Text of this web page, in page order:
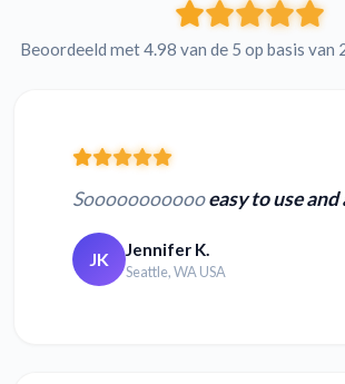
Beoordeeld met 4.98 van de 5 op basis van
Soooooooooooeasy to use
JK Jennifer K.
Seattle, WA USA